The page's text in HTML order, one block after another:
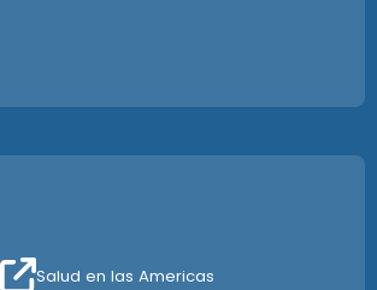
Salud en las Americas